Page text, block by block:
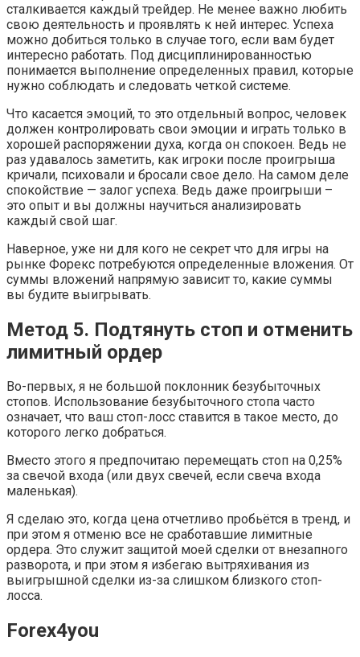
сталкивается каждый трейдер. Не менее важно любить
свою деятельность и проявлять к ней интерес. Успеха
можно добиться только в случае того, если вам будет
интересно работать. Под дисциплинированностью
понимается выполнение определенных правил, которые
нужно соблюдать и следовать четкой системе.
Что касается эмоций, то это отдельный вопрос, человек
должен контролировать свои эмоции и играть только в
хорошей распоряжении духа, когда он спокоен. Ведь не
раз удавалось заметить, как игроки после проигрыша
кричали, психовали и бросали свое дело. На самом деле
спокойствие — залог успеха. Ведь даже проигрыши –
это опыт и вы должны научиться анализировать
каждый свой шаг.
Наверное, уже ни для кого не секрет что для игры на
рынке Форекс потребуются определенные вложения. От
суммы вложений напрямую зависит то, какие суммы
вы будите выигрывать.
Метод 5. Подтянуть стоп и отменить
лимитный ордер
Во-первых, я не большой поклонник безубыточных
стопов. Использование безубыточного стопа часто
означает, что ваш стоп-лосс ставится в такое место, до
которого легко добраться.
Вместо этого я предпочитаю перемещать стоп на 0,25%
за свечой входа (или двух свечей, если свеча входа
маленькая).
Я сделаю это, когда цена отчетливо пробьётся в тренд, и
при этом я отменю все не сработавшие лимитные
ордера. Это служит защитой моей сделки от внезапного
разворота, и при этом я избегаю вытряхивания из
выигрышной сделки из-за слишком близкого стоп-
лосса.
Forex4you